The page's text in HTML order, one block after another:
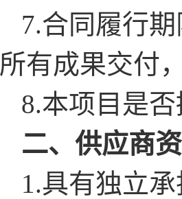
7.合同履行
所有成果交付
8.本项目是
二、供应商
1.具有独立